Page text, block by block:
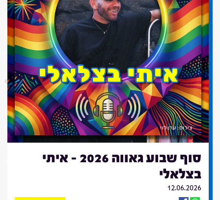
סוף שבוע גאווה 2026 - איתי
בצלאלי
12.06.2026